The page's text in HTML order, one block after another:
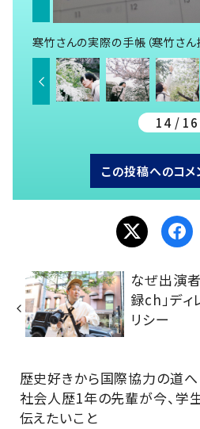
寒竹さんの実際の手帳（寒竹さん
14 / 16
この投稿へのコメ
なぜ出演
録ch」デ
リシー
歴史好きから国際協力の道
社会人歴1年の先輩が今、学
伝えたいこと